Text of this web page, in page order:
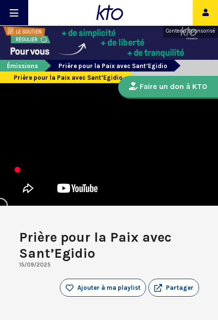
Contenu sponsorisé
Émissions
Prière pour la Paix avec Sant’Egidio
Prière pour la Paix avec Sant’Egidio
Prière pour la Paix avec
Sant’Egidio
15/09/2025
Partager
Ajouter à ma playlist
Faire un don à KTO